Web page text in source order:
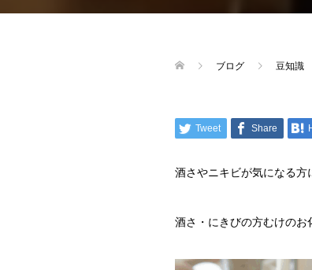
ブログ 豆知識
Tweet Share
酒さやニキビが気になる
酒さ・にきびの方むけのお